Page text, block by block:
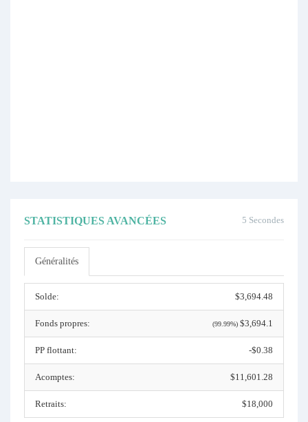
5 Secondes
STATISTIQUES AVANCÉES
Généralités
Solde: $3,694.48
Fonds propres: (99.99%) $3,694.1
PP flottant: -$0.38
Acomptes: $11,601.28
Retraits: $18,000